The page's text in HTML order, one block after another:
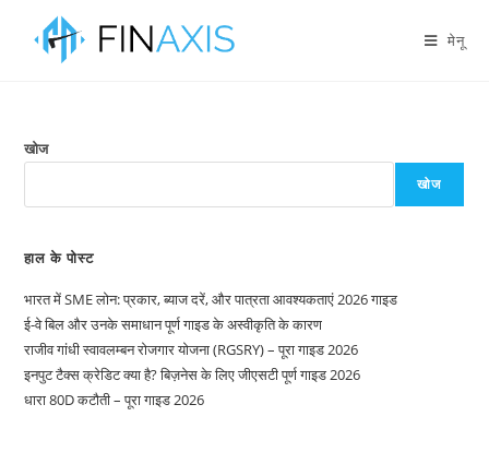
मेनू
खोज
खोज
हाल के पोस्ट
भारत में SME लोन: प्रकार, ब्याज दरें, और पात्रता आवश्यकताएं 2026 गाइड
ई-वे बिल और उनके समाधान पूर्ण गाइड के अस्वीकृति के कारण
राजीव गांधी स्वावलम्बन रोजगार योजना (RGSRY) – पूरा गाइड 2026
इनपुट टैक्स क्रेडिट क्या है? बिज़नेस के लिए जीएसटी पूर्ण गाइड 2026
धारा 80D कटौती – पूरा गाइड 2026